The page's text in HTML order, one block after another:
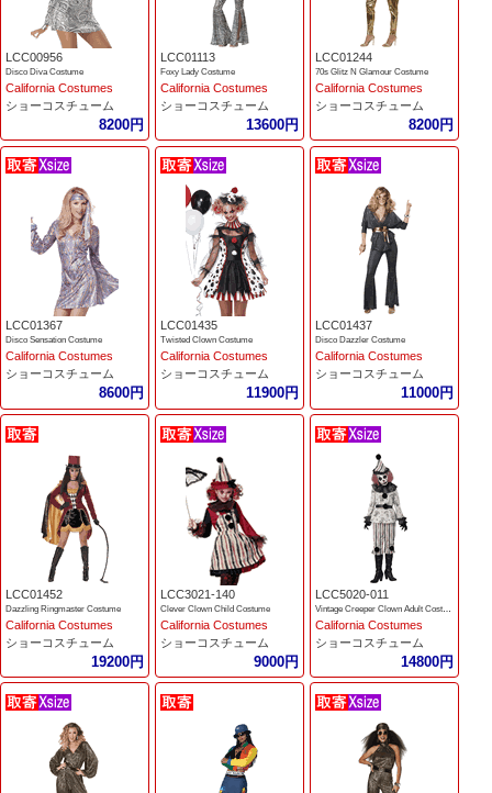
LCC00956
Disco Diva Costume
California Costumes
ショーコスチューム
8200円
LCC01113
Foxy Lady Costume
California Costumes
ショーコスチューム
13600円
LCC01244
70s Glitz N Glamour Costume
California Costumes
ショーコスチューム
8200円
LCC01367
Disco Sensation Costume
California Costumes
ショーコスチューム
8600円
LCC01435
Twisted Clown Costume
California Costumes
ショーコスチューム
11900円
LCC01437
Disco Dazzler Costume
California Costumes
ショーコスチューム
11000円
LCC01452
Dazzling Ringmaster Costume
California Costumes
ショーコスチューム
19200円
LCC3021-140
Clever Clown Child Costume
California Costumes
ショーコスチューム
9000円
LCC5020-011
California Costumes
ショーコスチューム
14800円